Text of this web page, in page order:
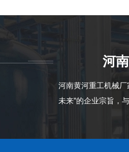
河
河南黄河重工机械
未来”的企业宗旨，